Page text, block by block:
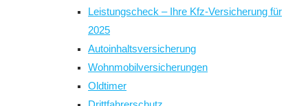
Leistungscheck – Ihre Kfz-Versicherung für
2025
Autoinhaltsversicherung
Wohnmobilversicherungen
Oldtimer